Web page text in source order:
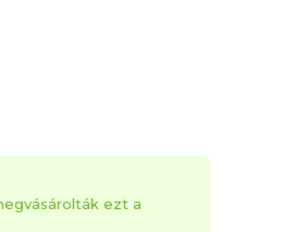
ezt a